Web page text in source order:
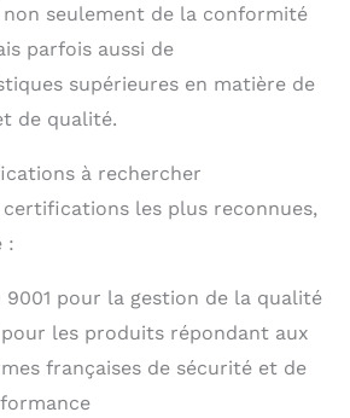
seulement de la conformité
parfois aussi de
supérieures en matière de
de qualité.
à rechercher
certifications les plus reconnues,
:
9001 pour la gestion de la qualité
pour les produits répondant aux
françaises de sécurité et de